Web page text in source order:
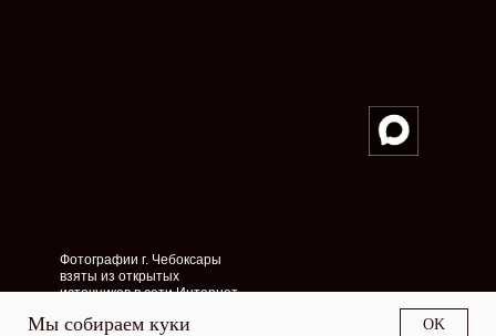
Фотографии г. Чебоксары
взяты из открытых
источников в сети Интернет
Мы собираем куки OK